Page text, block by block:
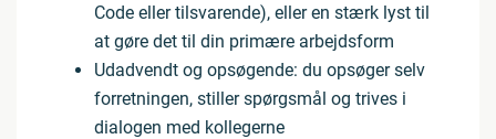
Code eller tilsvarende), eller en stærk lyst til
at gøre det til din primære arbejdsform
Udadvendt og opsøgende: du opsøger selv
forretningen, stiller spørgsmål og trives i
dialogen med kollegerne